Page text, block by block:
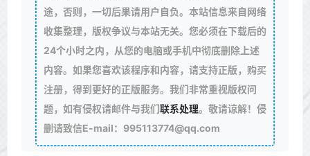
途，否则，一切后果请用户自负。本站信息来自网络
收集整理，版权争议与本站无关。您必须在下载后的
24个小时之内，从您的电脑或手机中彻底删除上述
内容。如果您喜欢该程序和内容，请支持正版，购买
注册，得到更好的正版服务。我们非常重视版权问
题，如有侵权请邮件与我们联系处理。敬请谅解！侵
删请致信E-mail：995113774@qq.com